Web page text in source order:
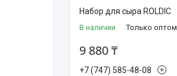
Набор для сыра ROLDIC
В наличии Только оптом
9 880 ₸
+7 (747) 585-48-08